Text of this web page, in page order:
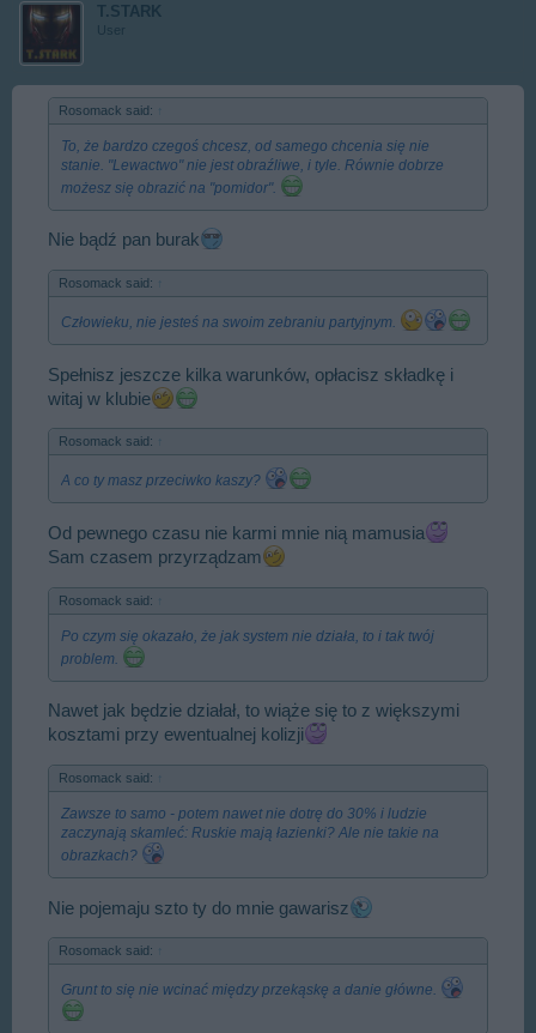
T.STARK
User
Rosomack said:
To, że bardzo czegoś chcesz, od samego chcenia się nie
stanie. "Lewactwo" nie jest obraźliwe, i tyle. Równie dobrze
możesz się obrazić na "pomidor".
Nie bądź pan burak
Rosomack said:
Człowieku, nie jesteś na swoim zebraniu partyjnym.
Spełnisz jeszcze kilka warunków, opłacisz składkę i
witaj w klubie
Rosomack said:
A co ty masz przeciwko kaszy?
Od pewnego czasu nie karmi mnie nią mamusia
Sam czasem przyrządzam
Rosomack said:
Po czym się okazało, że jak system nie działa, to i tak twój
problem.
Nawet jak będzie działał, to wiąże się to z większymi
kosztami przy ewentualnej kolizji
Rosomack said:
Zawsze to samo - potem nawet nie dotrę do 30% i ludzie
zaczynają skamleć: Ruskie mają łazienki? Ale nie takie na
obrazkach?
Nie pojemaju szto ty do mnie gawarisz
Rosomack said:
Grunt to się nie wcinać między przekąskę a danie główne.